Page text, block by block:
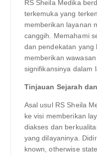
RS Sheila Medika
terkemuka yang
memberikan layanan
canggih. Memahami
dan pendekatan yang
memberikan
signifikansinya dalam
Tinjauan Sejarah
Asal usul RS Sheila
ke visi memberikan
diakses dan
yang dilayaninya.
known, otherwise